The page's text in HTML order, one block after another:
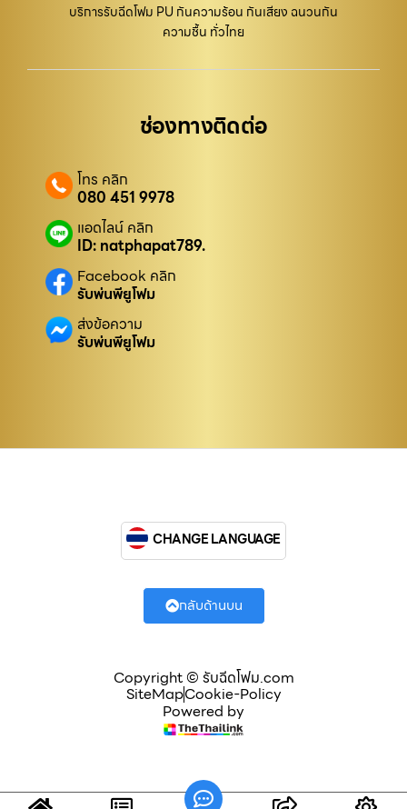
บริการรับฉีดโฟม PU กันความร้อน กันเสียง ฉนวนกัน
ความชื้น ทั่วไทย
ช่องทางติดต่อ
โทร คลิก
080 451 9978
แอดไลน์ คลิก
ID: natphapat789.
Facebook คลิก
รับพ่นพียูโฟม
ส่งข้อความ
รับพ่นพียูโฟม
Copyright © รับฉีดโฟม.com
SiteMapCookie-Policy
Powered by
CHANGE LANGUAGE
กลับด้านบน